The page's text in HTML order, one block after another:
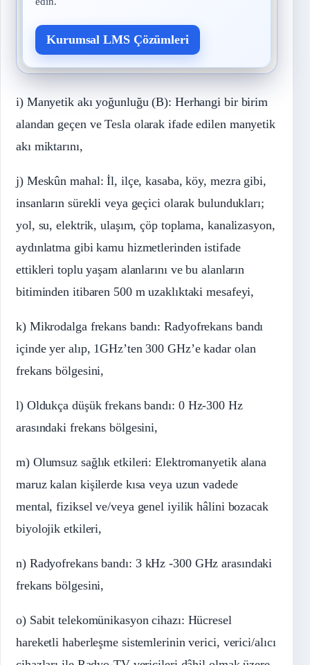
Kurumsal LMS Çözümleri
i) Manyetik akı yoğunluğu (B): Herhangi bir birim
alandan geçen veTeslaolarak ifade edilen manyetik
akı miktarını,
j) Meskûn mahal: İl, ilçe, kasaba, köy, mezra gibi,
insanların sürekli veya geçici olarak bulundukları;
yol, su, elektrik, ulaşım, çöp toplama, kanalizasyon,
aydınlatma gibi kamu hizmetlerinden istifade
ettikleri toplu yaşam alanlarını ve bu alanların
bitiminden itibaren 500 m uzaklıktaki mesafeyi,
k) Mikrodalga frekans bandı:Radyofrekansbandı
içinde yer alıp, 1GHz’ten 300 GHz’ekadar olan
frekans bölgesini,
l) Oldukça düşük frekans bandı: 0 Hz-300 Hz
arasındaki frekans bölgesini,
m) Olumsuz sağlık etkileri: Elektromanyetik alana
maruz kalan kişilerde kısa veya uzun vadede
mental, fiziksel ve/veya genel iyilik hâlini bozacak
biyolojik etkileri,
n) Radyofrekansbandı: 3 kHz -300 GHz arasındaki
frekans bölgesini,
o) Sabit telekomünikasyon cihazı: Hücresel
hareketli haberleşme sistemlerinin verici, verici/alıcı